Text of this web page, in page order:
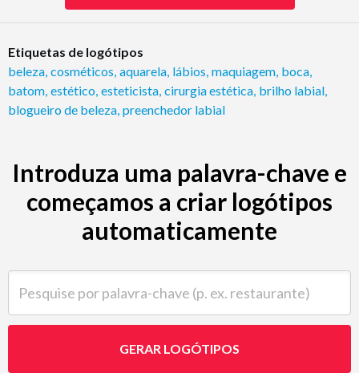
Etiquetas de logótipos
beleza cosméticos aquarela lábios maquiagem boca
batom estético esteticista cirurgia estética brilho labial
blogueiro de beleza preenchedor labial
Introduza uma palavra-chave e
começamos a criar logótipos
automaticamente
GERAR LOGÓTIPOS